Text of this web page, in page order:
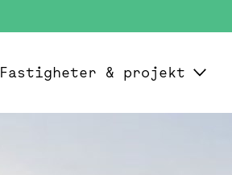
Fastigheter & projekt